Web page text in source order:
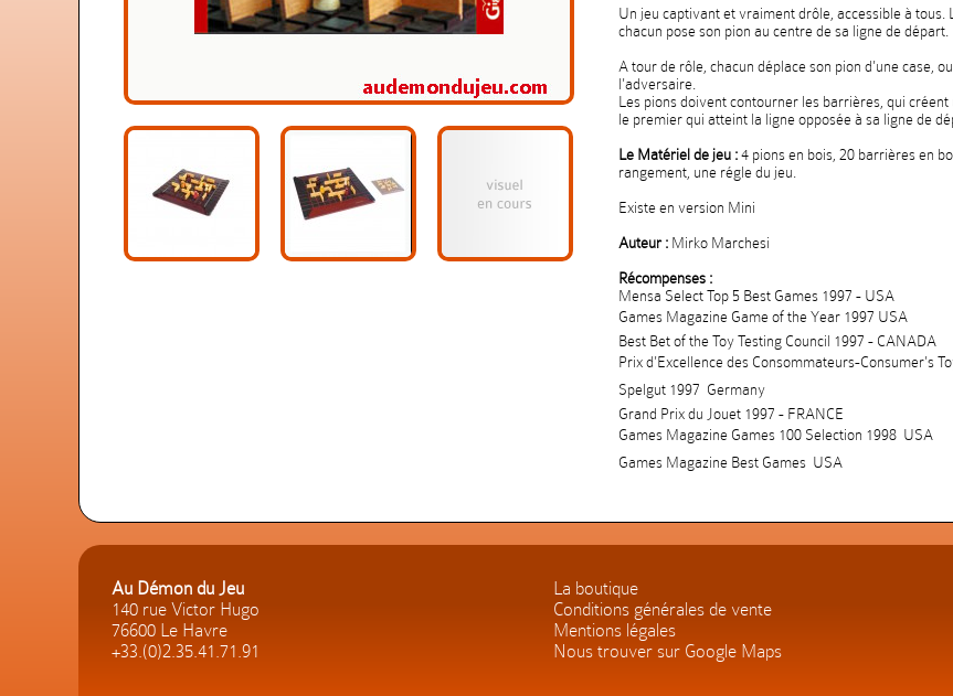
Un jeu captivant et vraiment drôle, accessible à
chacun pose son pion au centre de sa ligne de départ.
A tour de rôle, chacun déplace son pion d'une case,
l'adversaire.
Les pions doivent contourner les barrières, qui
le premier qui atteint la ligne opposée à sa ligne de
Le Matériel de jeu :4 pions en bois, 20 barrières en
rangement, une régle du jeu.
Existe en version Mini
Auteur : Mirko Marchesi
Récompenses :
Mensa Select Top 5 Best Games 1997 - USA
Games Magazine Game of the Year 1997 USA
Best Bet of the Toy Testing Council 1997 - CANADA
Prix d'Excellence des Consommateurs-Consumer's
Spelgut 1997  Germany
Grand Prix du Jouet 1997 - FRANCE
Games Magazine Games 100 Selection 1998  USA
Games Magazine Best Games  USA
Au Démon du Jeu
140 rue Victor Hugo
76600 Le Havre
+33.(0)2.35.41.71.91
La boutique
Conditions générales de vente
Mentions légales
Nous trouver sur Google Maps